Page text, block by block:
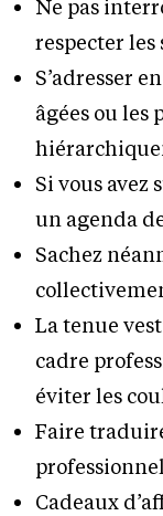
Ne pas
respecter
S’adresser
âgées ou les
Si vous avez
un agenda
Sachez
La tenue
cadre
éviter les
Faire
Cadeaux